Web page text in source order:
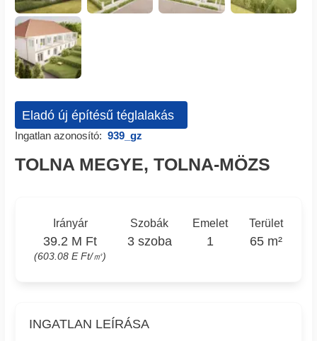
Eladó új építésű téglalakás
Ingatlan azonosító: 939_gz
TOLNA MEGYE, TOLNA-MÖZS
Irányár
39.2 M Ft
(603.08 E Ft/㎡)
Szobák
3 szoba
Emelet
1
Terület
65 m²
INGATLAN LEÍRÁSA